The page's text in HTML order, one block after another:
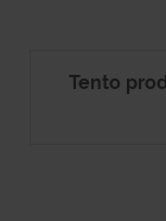
Tento